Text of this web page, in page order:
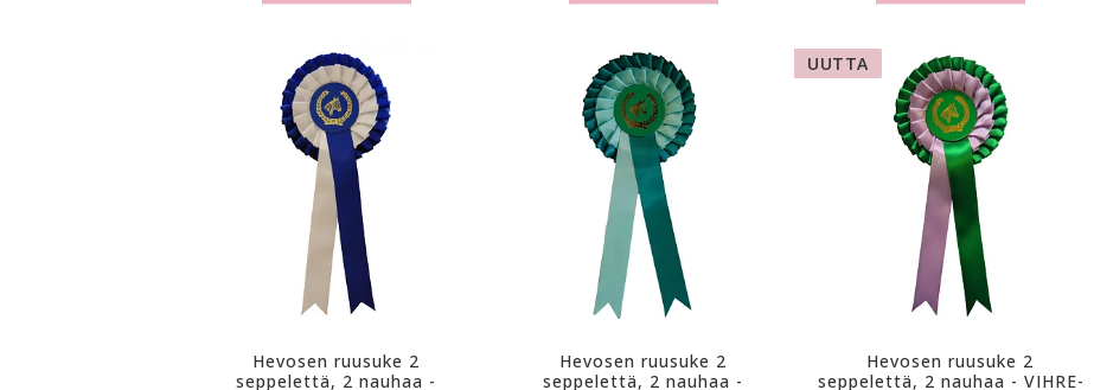
Hevosen ruusuke 2
seppelettä, 2 nauhaa -
Hevosen ruusuke 2
seppelettä, 2 nauhaa -
UUTTA
Hevosen ruusuke 2
seppelettä, 2 nauhaa - V­I­H­R­E­